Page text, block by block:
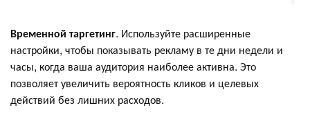
Временной таргетинг. Используйте расширенные
настройки, чтобы показывать рекламу в те дни недели и
часы, когда ваша аудитория наиболее активна. Это
позволяет увеличить вероятность кликов и целевых
действий без лишних расходов.